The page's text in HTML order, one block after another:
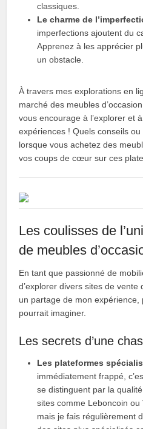
classiques.
Le charme de
imperfections ajoutent du
Apprenez à les apprécier
un obstacle.
À travers mes explorations en
marché des meubles
vous encourage à l’explorer et
expériences ! Quels conseils
lorsque vous achetez des
vos coups de cœur sur ces
Les coulisses de
de meubles
En tant que passionné de
d’explorer divers sites de vente
un partage de mon expérience,
pourrait imaginer.
Les secrets d’une
Les plateformes
immédiatement frappé,
se distinguent par la
sites comme Leboncoin ou
mais je fais régulièrement